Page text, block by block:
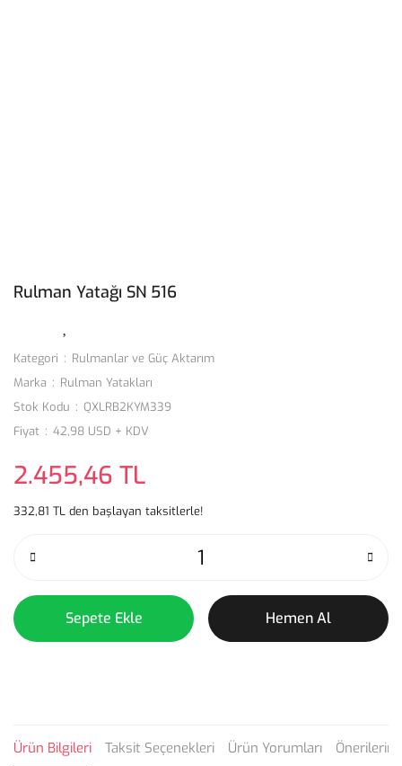
Rulman Yatağı SN 516
Kategori
Rulmanlar ve Güç Aktarım
Marka
Rulman Yatakları
Stok Kodu
QXLRB2KYM339
Fiyat
42,98 USD + KDV
2.455,46 TL
332,81 TL den başlayan taksitlerle!
Sepete Ekle Hemen Al
Ürün Bilgileri Taksit Seçenekleri Ürün Yorumları